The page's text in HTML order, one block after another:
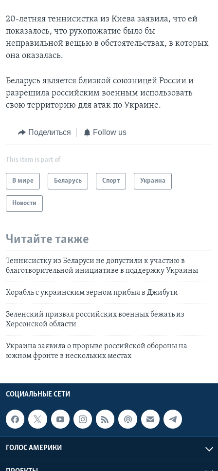
20-летняя теннисистка из Киева заявила, что ей
показалось, что рукопожатие было бы
неправильной вещью в обстоятельствах, в которых
она оказалась.
Беларусь является близкой союзницей России и
разрешила российским военным использовать
свою территорию для атак по Украине.
Поделиться Follow us
This item is part of
В мире Беларусь Спорт Украина
Новости
Читайте также
Теннисистку из Беларуси не допустили к участию в
благотворительной инициативе в поддержку Украины
Корабль с украинским зерном прибыл в Джибути
Зеленский призвал российских военных бежать из
Херсонской области
Украина заявила о прорыве российской обороны на
южном фронте в нескольких местах
СОЦИАЛЬНЫЕ СЕТИ
ГОЛОС АМЕРИКИ